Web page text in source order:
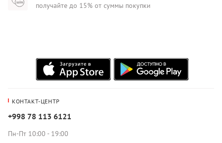
получайте до 15% от суммы покупки
КОНТАКТ-ЦЕНТР
+998 78 113 6121
Пн-Пт 10:00 - 19:00